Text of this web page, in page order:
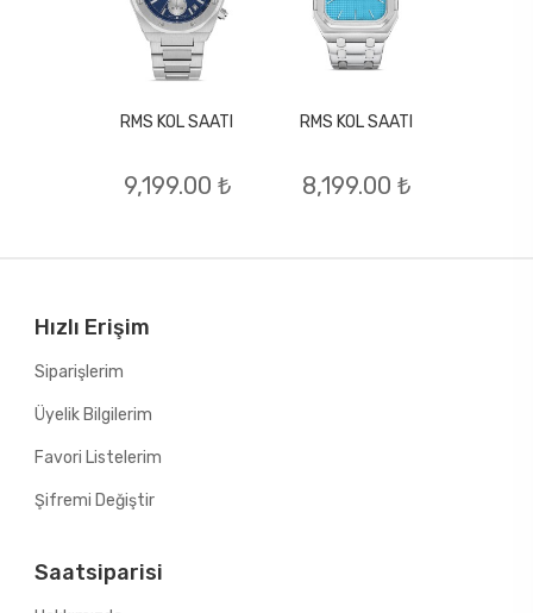
RMS KOL SAATI
9,199.00 ₺
RMS KOL SAATI
8,199.00 ₺
Hızlı Erişim
Siparişlerim
Üyelik Bilgilerim
Favori Listelerim
Şifremi Değiştir
Saatsiparisi